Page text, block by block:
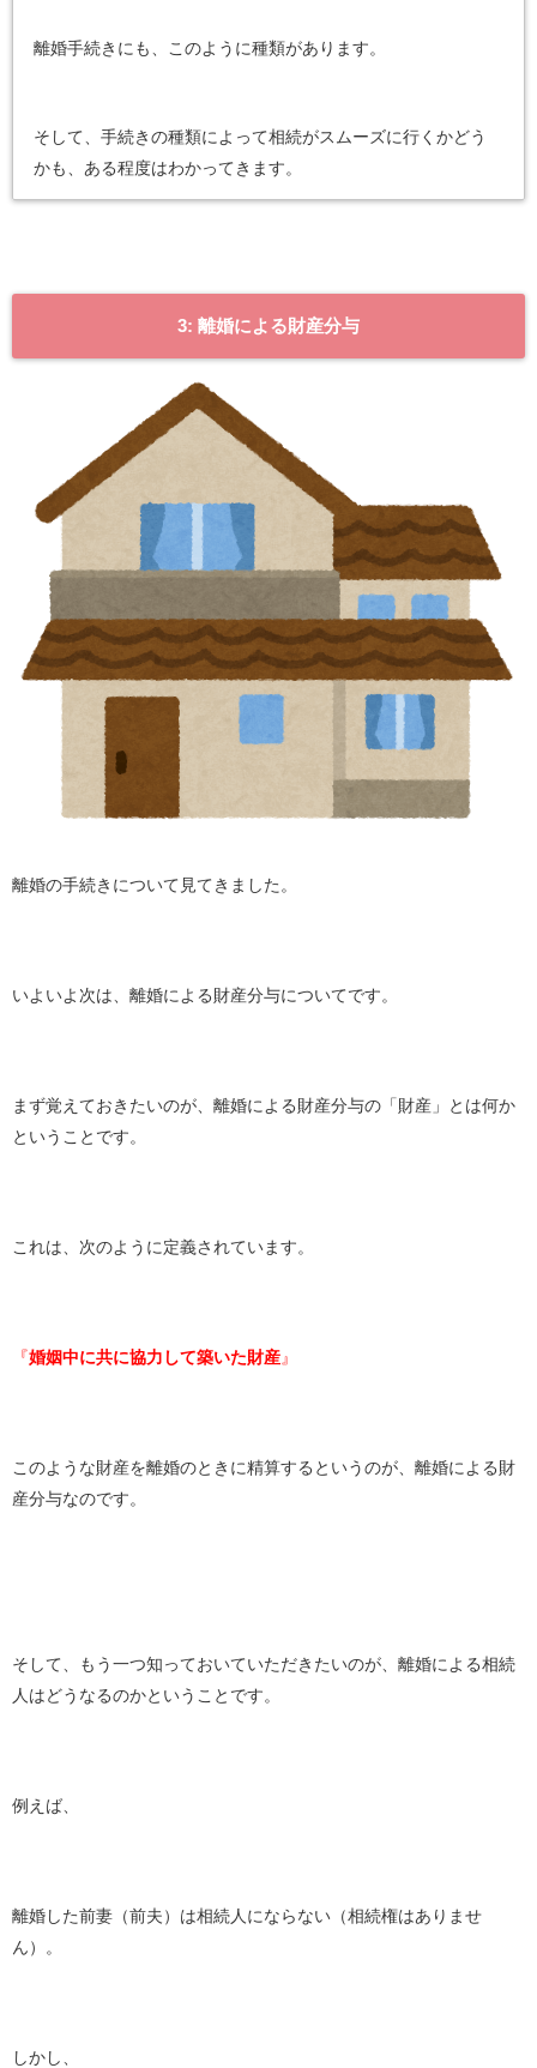
離婚手続きにも、このように種類があります。
そして、手続きの種類によって相続がスムーズに行くかどう
かも、ある程度はわかってきます。
3: 離婚による財産分与
離婚の手続きについて見てきました。
いよいよ次は、離婚による財産分与についてです。
まず覚えておきたいのが、離婚による財産分与の「財産」とは何か
ということです。
これは、次のように定義されています。
『婚姻中に共に協力して築いた財産』
このような財産を離婚のときに精算するというのが、離婚による財
産分与なのです。
そして、もう一つ知っておいていただきたいのが、離婚による相続
人はどうなるのかということです。
例えば、
離婚した前妻（前夫）は相続人にならない（相続権はありませ
ん）。
しかし、